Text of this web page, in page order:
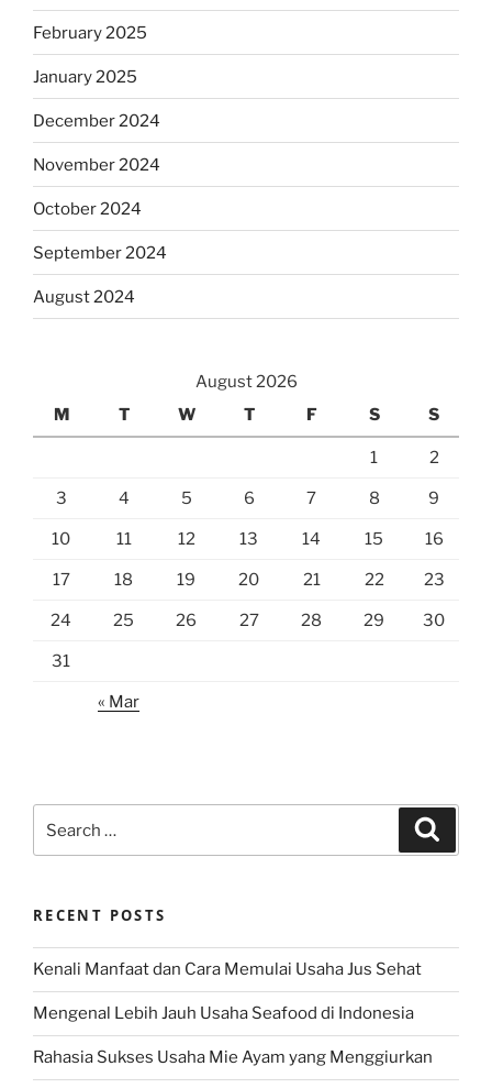
February 2025
January 2025
December 2024
November 2024
October 2024
September 2024
August 2024
August 2026
M
T W T F S S
1 2
3 4 5 6 7 8 9
10 11 12 13 14 15 16
17 18 19 20 21 22 23
24 25 26 27 28 29 30
31
« Mar
for:
RECENT POSTS
Kenali Manfaat dan Cara Memulai Usaha Jus Sehat
Mengenal Lebih Jauh Usaha Seafood di Indonesia
Rahasia Sukses Usaha Mie Ayam yang Menggiurkan